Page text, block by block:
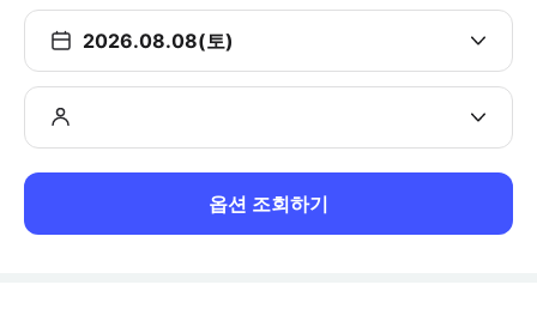
2026.08.08(토)
옵션 조회하기